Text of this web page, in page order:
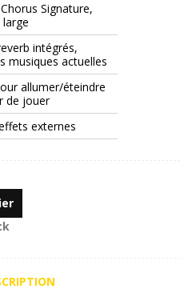
Signature,
intégrés,
musiques actuelles
allumer/éteindre
de jouer
externes